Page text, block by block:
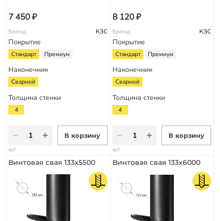
7 450 ₽
Бренд КЗС
Покрытие
Стандарт Премиум
Наконечник
Сварной
Толщина стенки
4
В корзину
шт
8 120 ₽
Бренд КЗС
Покрытие
Стандарт Премиум
Наконечник
Сварной
Толщина стенки
4
В корзину
шт
Винтовая свая 133х5500 Винтовая свая 133х6000